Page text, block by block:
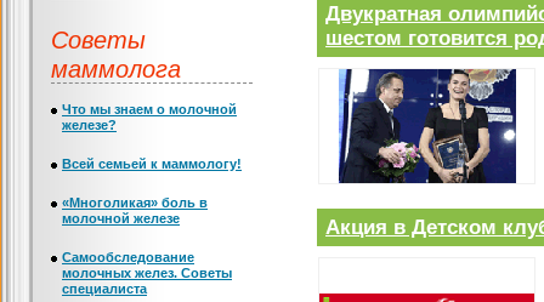
Двукратная
шестом готовится
Акция в Детском
Советы
маммолога
Что мы знаем о молочной
железе?
Всей семьей к маммологу!
«Многоликая» боль в
молочной железе
Самообследование
молочных желез. Советы
специалиста